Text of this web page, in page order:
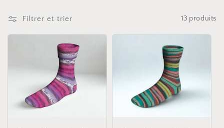
e
t
Filtrer et trier 13 produits